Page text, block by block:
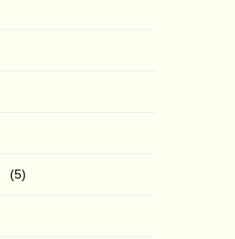
(5)